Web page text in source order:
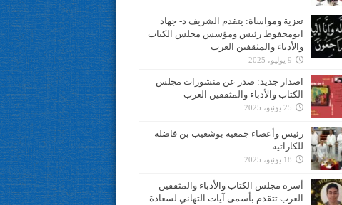
تعزية ومواساة: يتقدم الشريف د- جهاد
ابومحفوظ رئيس ومؤسس مجلس الكتاب
والأدباء والمثقفين العرب
9 يوليو، 2025
اصدار جديد: صدر عن منشورات مجلس
الكتاب والأدباء والمثقفين العرب
25 يونيو، 2025
رئيس وأعضاء جمعية بوشعيب بن فاضلة
للكاراتيه
18 يونيو، 2025
أسرة مجلس الكتاب والأدباء والمثقفين
العرب تتقدم بأسمى آيات التهاني لسعادة